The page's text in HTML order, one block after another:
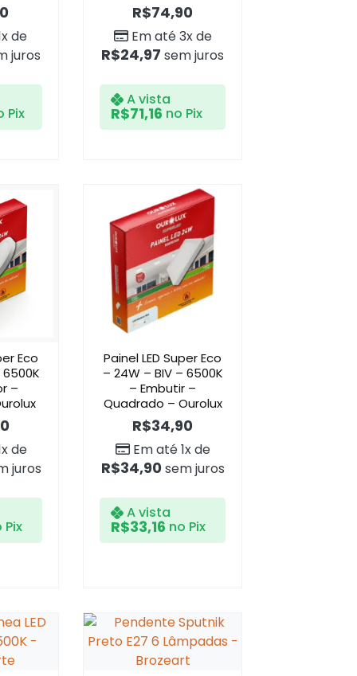
de
juros
Pix
R$74,90
Em até 3x de
R$24,97 sem juros
A vista
R$71,16 no Pix
Eco
–
de
juros
Pix
Painel LED Super Eco
– 24W – BIV – 6500K
– Embutir –
Quadrado – Ourolux
R$34,90
Em até 1x de
R$34,90 sem juros
A vista
R$33,16 no Pix